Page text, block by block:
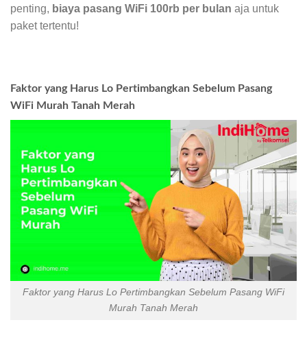
penting, biaya pasang WiFi 100rb per bulan aja untuk
paket tertentu!
Faktor yang Harus Lo Pertimbangkan Sebelum Pasang
WiFi Murah Tanah Merah
Faktor yang Harus Lo Pertimbangkan Sebelum Pasang WiFi
Murah Tanah Merah